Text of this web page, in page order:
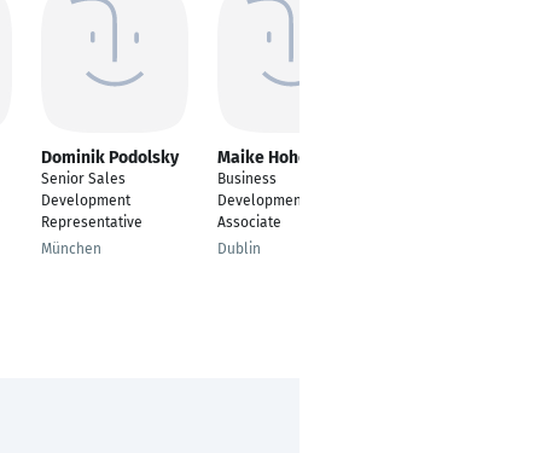
Dominik Podolsky
Senior Sales
Development
Representative
München
Maike Hohenhorst
Business
Development
Associate
Dublin